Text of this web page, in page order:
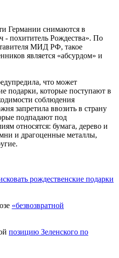
Германии снимаются в
похититель Рождества». По
МИД РФ, такое
является «абсурдом» и
что может
подарки, которые поступают в
соблюдения
запретила ввозить в страну
подпадают под
относятся: бумага, дерево и
и драгоценные металлы,
рождественские подарки
«безвозвратной
позицию Зеленского по